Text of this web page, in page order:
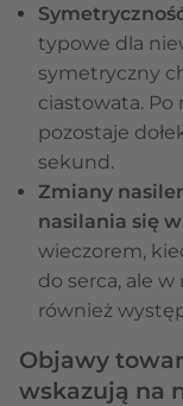
typowe dla
symetryczny
ciastowata.
pozostaje
sekund.
Zmiany
nasilania się
wieczorem,
do serca, ale
również
Objawy
wskazują na